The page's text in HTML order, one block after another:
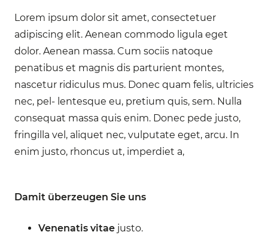
Lorem ipsum dolor sit amet, consectetuer
adipiscing elit. Aenean commodo ligula eget
dolor. Aenean massa. Cum sociis natoque
penatibus et magnis dis parturient montes,
nascetur ridiculus mus. Donec quam felis, ultricies
nec, pel- lentesque eu, pretium quis, sem. Nulla
consequat massa quis enim. Donec pede justo,
fringilla vel, aliquet nec, vulputate eget, arcu. In
enim justo, rhoncus ut, imperdiet a,
Venenatis vitae justo.
Damit überzeugen Sie uns